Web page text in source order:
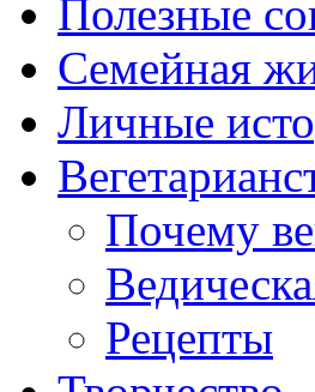
Полезные
Семейная
Личные
Почему
Рецепты